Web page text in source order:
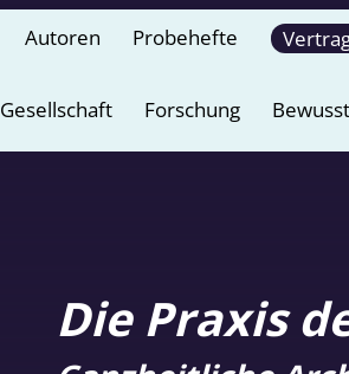
Autoren Probehefte
Gesellschaft Forschung
Die Praxis